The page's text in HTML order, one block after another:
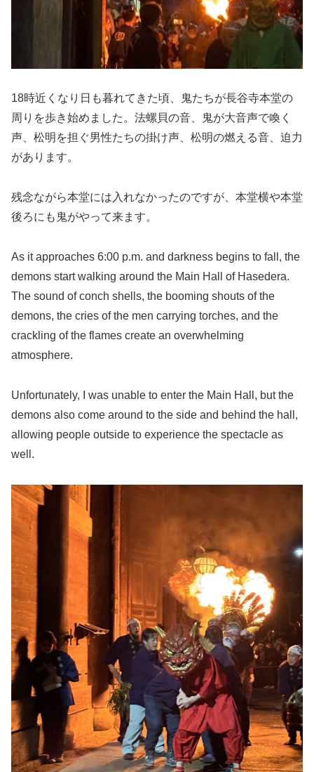
18時近くなり日も暮れてきた頃、鬼たちが長谷寺本堂の
周りを歩き始めました。法螺貝の音、鬼が大音声で喚く
声、松明を担ぐ男性たちの掛け声、松明の燃える音、迫力
があります。
残念ながら本堂には入れなかったのですが、本堂横や本堂
後ろにも鬼がやって来ます。
As it approaches 6:00 p.m. and darkness begins to fall, the
demons start walking around the Main Hall of Hasedera.
The sound of conch shells, the booming shouts of the
demons, the cries of the men carrying torches, and the
crackling of the flames create an overwhelming
atmosphere.
Unfortunately, I was unable to enter the Main Hall, but the
demons also come around to the side and behind the hall,
allowing people outside to experience the spectacle as
well.